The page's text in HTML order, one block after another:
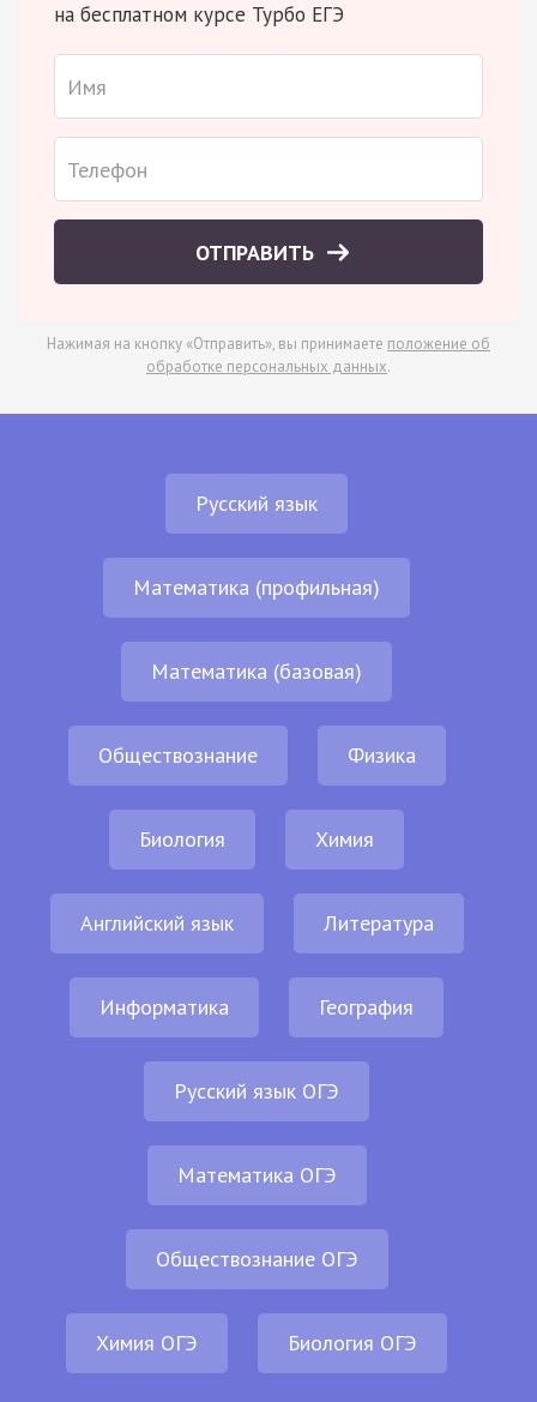
на бесплатном курсе Турбо ЕГЭ
ОТПРАВИТЬ
Нажимая на кнопку «Отправить», вы принимаете положение об
обработке персональных данных.
Русский язык
Математика (профильная)
Математика (базовая)
Обществознание Физика
Биология Химия
Английский язык Литература
Информатика География
Русский язык ОГЭ
Математика ОГЭ
Обществознание ОГЭ
Химия ОГЭ Биология ОГЭ